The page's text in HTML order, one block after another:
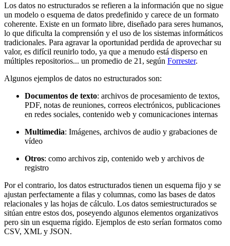
Los datos no estructurados se refieren a la información que no sigue
un modelo o esquema de datos predefinido y carece de un formato
coherente. Existe en un formato libre, diseñado para seres humanos,
lo que dificulta la comprensión y el uso de los sistemas informáticos
tradicionales. Para agravar la oportunidad perdida de aprovechar su
valor, es difícil reunirlo todo, ya que a menudo está disperso en
múltiples repositorios... un promedio de 21, según Forrester.
Algunos ejemplos de datos no estructurados son:
Documentos de texto: archivos de procesamiento de textos,
PDF, notas de reuniones, correos electrónicos, publicaciones
en redes sociales, contenido web y comunicaciones internas
Multimedia: Imágenes, archivos de audio y grabaciones de
vídeo
Otros: como archivos zip, contenido web y archivos de
registro
Por el contrario, los datos estructurados tienen un esquema fijo y se
ajustan perfectamente a filas y columnas, como las bases de datos
relacionales y las hojas de cálculo. Los datos semiestructurados se
sitúan entre estos dos, poseyendo algunos elementos organizativos
pero sin un esquema rígido. Ejemplos de esto serían formatos como
CSV, XML y JSON.